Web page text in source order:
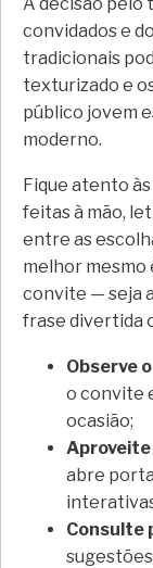
convidados e
tradicionais
texturizado e
público jovem
moderno.
Fique atento
feitas à mão,
entre as
melhor mesmo
convite — seja
frase divertida
Observe
o convite
ocasião;
abre
Consulte